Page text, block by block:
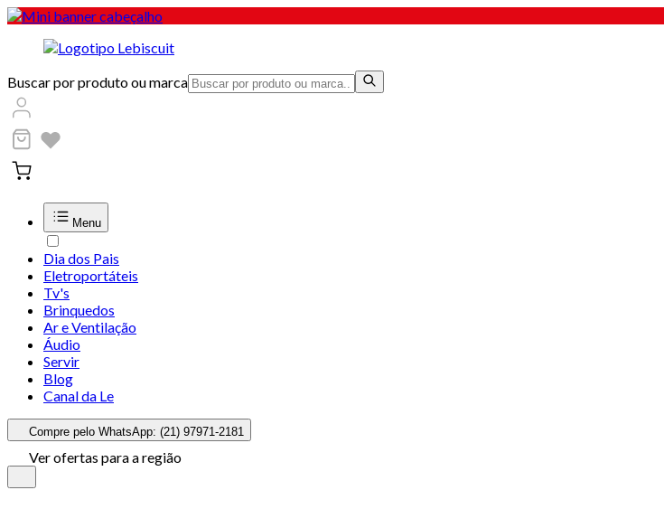
Buscar por produto ou marca
Menu
Dia dos Pais
Eletroportáteis
Tv's
Brinquedos
Ar e Ventilação
Áudio
Servir
Blog
Canal da Le
Compre pelo WhatsApp: (21) 97971-2181
Ver ofertas para a região